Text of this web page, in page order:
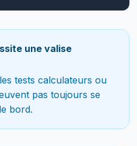
une valise
tests calculateurs ou
pas toujours se
bord.